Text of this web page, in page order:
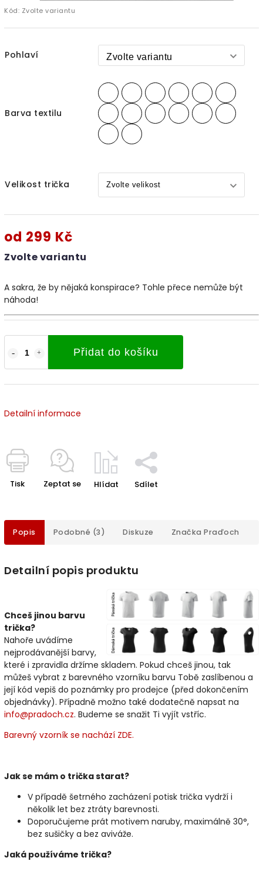
Kód: Zvolte variantu
Pohlaví
Barva textilu
Velikost trička
od 299 Kč
Zvolte variantu
Přidat do košíku
A sakra, že by nějaká konspirace? Tohle přece nemůže být
náhoda!
Detailní informace
Tisk Zeptat se Hlídat Sdílet
Popis Podobné (3) Diskuze Značka Praďoch
Detailní popis produktu
Chceš jinou barvu
trička?
Nahoře uvádíme
nejprodávanější barvy,
které i zpravidla držíme skladem. Pokud chceš jinou, tak
můžeš vybrat z barevného vzorníku barvu Tobě zaslíbenou a
její kód vepiš do poznámky pro prodejce (před dokončením
objednávky). Případně možno také dodatečně napsat na
info@pradoch.cz. Budeme se snažit Ti vyjít vstříc.
Barevný vzorník se nachází ZDE.
Jak se mám o trička starat?
V případě šetrného zacházení potisk trička vydrží i
několik let bez ztráty barevnosti.
Doporučujeme prát motivem naruby, maximálně 30°,
bez sušičky a bez aviváže.
Jaká používáme trička?